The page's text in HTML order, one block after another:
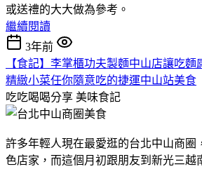
或送禮的大大做為參考。
繼續閱讀
3年前
【食記】李掌櫃功夫製麵中山店讓吃
精緻小菜任你隨意吃的捷運中山站美食
吃吃喝喝分享 美味食記
許多年輕人現在最愛逛的台北中山商圈
色店家，而這個月初跟朋友到新光三越